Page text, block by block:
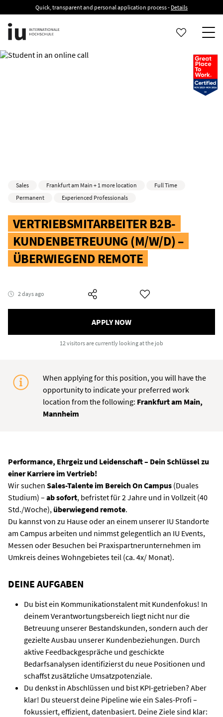
Quick, transparent and personal application process - Details
VERTRIEBSMITARBEITER B2B-
KUNDENBETREUUNG (M/W/D) –
ÜBERWIEGEND REMOTE
Sales Frankfurt am Main + 1 more location
Full Time
Permanent
Experienced Professionals
2 days ago
APPLY NOW
12 visitorsare currently looking at the job
When applying for this position, you will have the
opportunity to indicate your preferred work
location from the following: Frankfurt am Main,
Mannheim
Performance, Ehrgeiz und Leidenschaft – Dein Schlüssel zu
einer Karriere im Vertrieb!
Wir suchen Sales-Talente im BereichOn Campus (Duales
Studium) – ab sofort, befristet für 2 Jahre und in Vollzeit (40
Std./Woche), überwiegend remote.
Du kannst von zu Hause oder an einem unserer IU Standorte
am Campus arbeiten und nimmst gelegentlich an IU Events,
Messen oder Besuchen bei Praxispartnerunternehmen im
Umkreis deines Wohngebietes teil (ca. 4x/ Monat).
DEINE AUFGABEN
Du bist ein Kommunikationstalent mit Kundenfokus! In
deinem Verantwortungsbereich liegt nicht nur die
Betreuung unserer Bestandskunden, sondern auch der
gezielte Ausbau unserer Kundenbeziehungen. Durch
aktive Feedbackgespräche und geschickte
Bedarfsanalysen identifizierst du neue Positionen und
schaffst zusätzliche Umsatzpotenziale.
Du denkst in Abschlüssen und bist KPI-getrieben? Aber
klar! Du steuerst deine Pipeline wie ein Sales-Profi –
fokussiert, effizient, datenbasiert. Deine Ziele sind klar: